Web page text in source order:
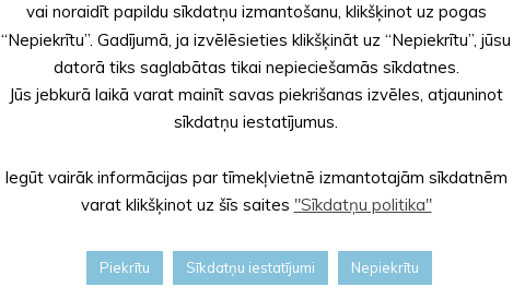
vai noraidīt papildu sīkdatņu izmantošanu, klikšķinot uz pogas
“Nepiekrītu”. Gadījumā, ja izvēlēsieties klikšķināt uz “Nepiekrītu”, jūsu
datorā tiks saglabātas tikai nepieciešamās sīkdatnes.
Jūs jebkurā laikā varat mainīt savas piekrišanas izvēles, atjauninot
sīkdatņu iestatījumus.
Iegūt vairāk informācijas par tīmekļvietnē izmantotajām sīkdatnēm
varat klikšķinot uz šīs saites "Sīkdatņu politika"
Piekrītu Sīkdatņu iestatījumi Nepiekrītu